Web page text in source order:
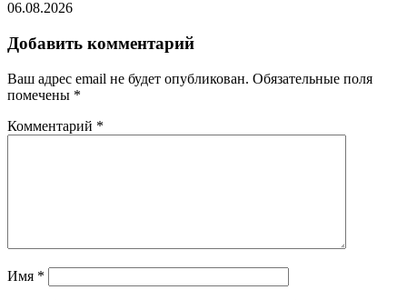
06.08.2026
Добавить комментарий
Ваш адрес email не будет опубликован. Обязательные поля
помечены *
Комментарий *
Имя *